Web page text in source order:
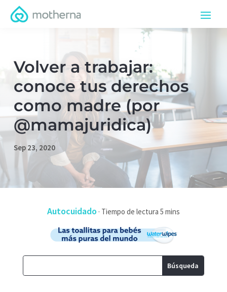
Volver a trabajar:
conoce tus derechos
como madre (por
@mamajuridica)
Sep 23, 2020
Autocuidado ·